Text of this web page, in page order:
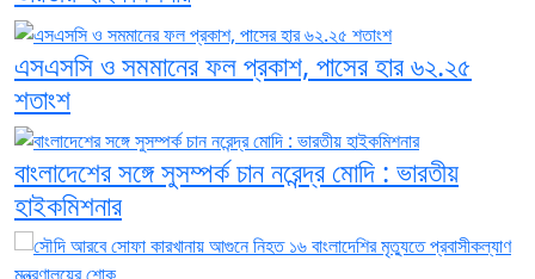
এসএসসি ও সমমানের ফল প্রকাশ, পাসের হার ৬২.২৫
শতাংশ
বাংলাদেশের সঙ্গে সুসম্পর্ক চান নরেন্দ্র মোদি : ভারতীয়
হাইকমিশনার